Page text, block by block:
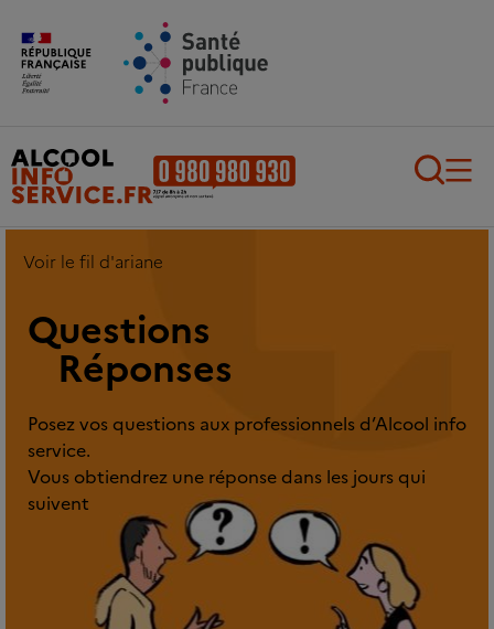
Aller au contenu principal
Voir le fil d'ariane
Questions
Réponses
Posez vos questions aux professionnels d’Alcool info
service.
Vous obtiendrez une réponse dans les jours qui
suivent